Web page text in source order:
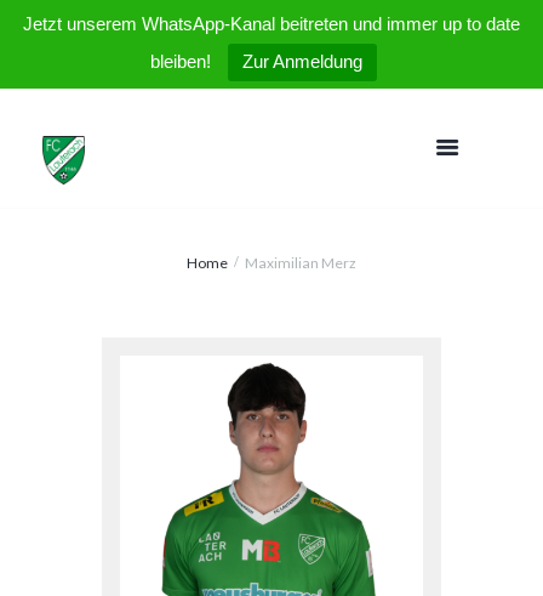
Jetzt unserem WhatsApp-Kanal beitreten und immer up to date
bleiben!
Zur Anmeldung
Home Maximilian Merz